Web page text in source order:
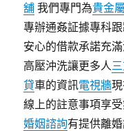
舖 我們專門為貴金
專辦通姦証據專科
安心的借款承諾充
高壓沖洗讓更多人
貸車的資訊電視牆
線上的註意事項享
婚姻諮詢有提供離